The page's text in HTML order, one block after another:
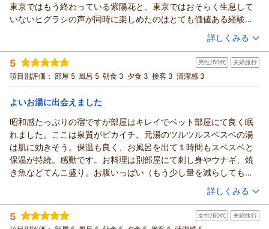
東京ではもう終わっている紫陽花と、東京ではおそらく生息して
いないヒグラシの声が同時に楽しめたのはとても価値ある経験だ
お風呂は2箇所あり、両方に入ったがどちらも趣向が異なるので２
つとも入って楽しめる。特に源泉掛け流しというのはとても良か
った。
食事は品数も量も多くお腹いっぱいになる。
幸をもう少し多めにしてもらえるとより良かった。
機会があればまた立ち寄らせてもらいたいと思った。
（投稿日：2026/07/23）
宿泊時期： 2026年07月宿泊 (夫婦旅行)
投稿者： 水名記者さん
宿泊プラン： 【秋田得旅】【ちょい贅沢】料理長おまかせ和膳／特別2食付
和室 朝・夕 夕/個室利用
宿泊価格帯： 14,001～15,000円(大人一人あたり/税込)
詳しくみる
5 男性/50代 夫婦旅行
項目別評価： 部屋 5 風呂 5 朝食 3 夕食 3 接客 3 清潔感 3
よいお湯に出会えました
昭和感たっぷりの宿ですが部屋はキレイでベット部屋にて良く眠
れました。ここは泉質がピカイチ。元湯のツルツルスベスベの湯
は肌に効きそう。保温も良く、お風呂を出て１時間もスベスベと
保温が持続。感動です。お料理は別部屋にて刺し身やウナギ、焼
き魚などてんこ盛り。お腹いっぱい（もう少し量を減らしても良
（投稿日：2026/07/20）
宿泊時期： 2026年07月宿泊 (夫婦旅行)
投稿者： 金魚藻さん
詳しくみる
5 女性/60代 夫婦旅行